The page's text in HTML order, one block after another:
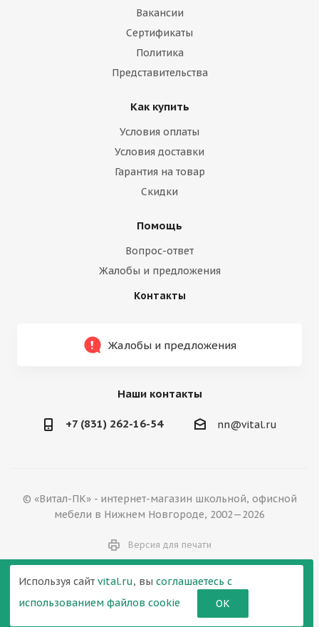
Вакансии
Сертификаты
Политика
Представительства
Как купить
Условия оплаты
Условия доставки
Гарантия на товар
Скидки
Помощь
Вопрос-ответ
Жалобы и предложения
Контакты
Жалобы и предложения
Наши контакты
+7 (831) 262-16-54 nn@vital.ru
© «Витал-ПК» - интернет-магазин школьной, офисной
мебели в Нижнем Новгороде, 2002—2026
Версия для печати
Используя сайт vital.ru, вы соглашаетесь с
использованием файлов cookie
ОК